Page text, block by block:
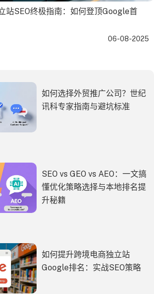
站SEO终极指南：如何登顶Google首
06-08-2025
如何选择外贸推广公司？世纪
讯科专家指南与避坑标准
SEO vs GEO vs AEO：一文搞
懂优化策略选择与本地排名提
升秘籍
如何提升跨境电商独立站
Google排名：实战SEO策略